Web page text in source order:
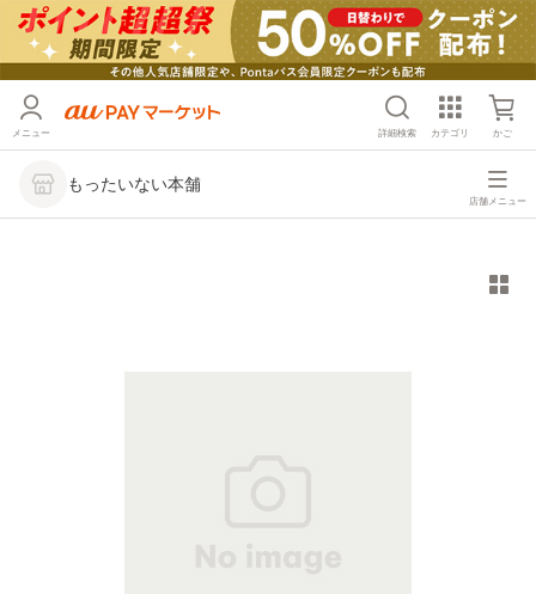
メニュー 詳細検索 カテゴリ かご
もったいない本舗
店舗メニュー